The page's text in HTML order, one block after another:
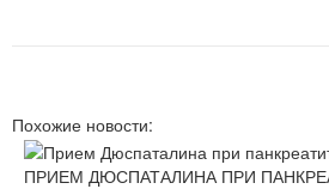
Похожие новости:
ПРИЕМ ДЮСПАТАЛИНА ПРИ